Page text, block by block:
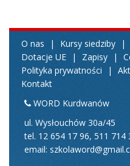
O nas | Kursy siedziby |
Dotacje UE
| Zapisy |
Polityka prywatności
|
Kontakt
WORD Kurdwanów
ul. Wysłouchów 30a/45
tel. 12 654 17 96, 511 714
email: